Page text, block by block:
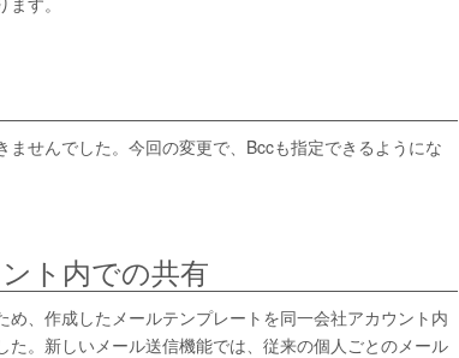
せんでした。今回の変更で、Bccも指定できるようにな
ト内での共有
、作成したメールテンプレートを同一会社アカウント内
。新しいメール送信機能では、従来の個人ごとのメール